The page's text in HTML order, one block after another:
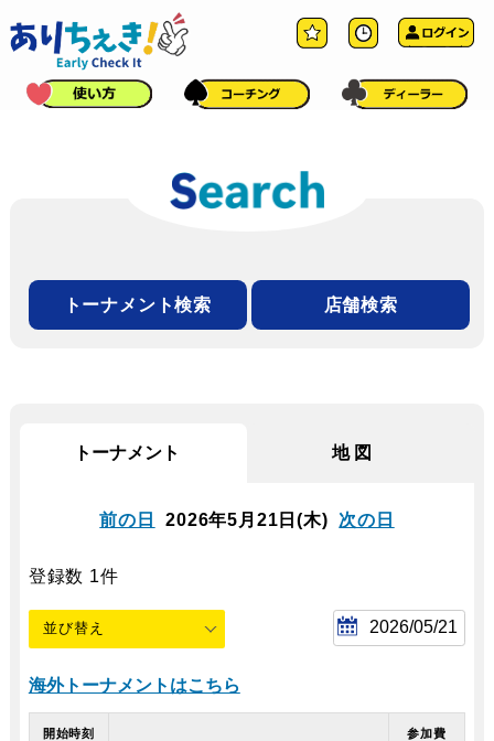
トーナメント検索 店舗検索
トーナメント 地図
前の日 2026年5月21日(木) 次の日
登録数 1件
海外トーナメントはこちら
開始時刻
参加費